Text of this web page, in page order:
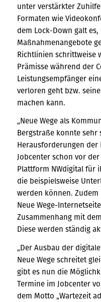
unter verstärkter
Formaten wie
dem Lock-Down galt
Maßnahmenangebote
Richtlinien schrittweise
Prämisse während der
Leistungsempfänger
verloren geht bzw.
machen kann.
„Neue Wege als
Bergstraße konnte
Herausforderungen der
Jobcenter schon vor
Plattform NWdigital für
die beispielsweise
werden können.
Neue Wege-
Zusammenhang mit
Diese werden ständig
„Der Ausbau der
Neue Wege schreitet
gibt es nun die
Termine im Jobcenter
dem Motto „Wartezeit